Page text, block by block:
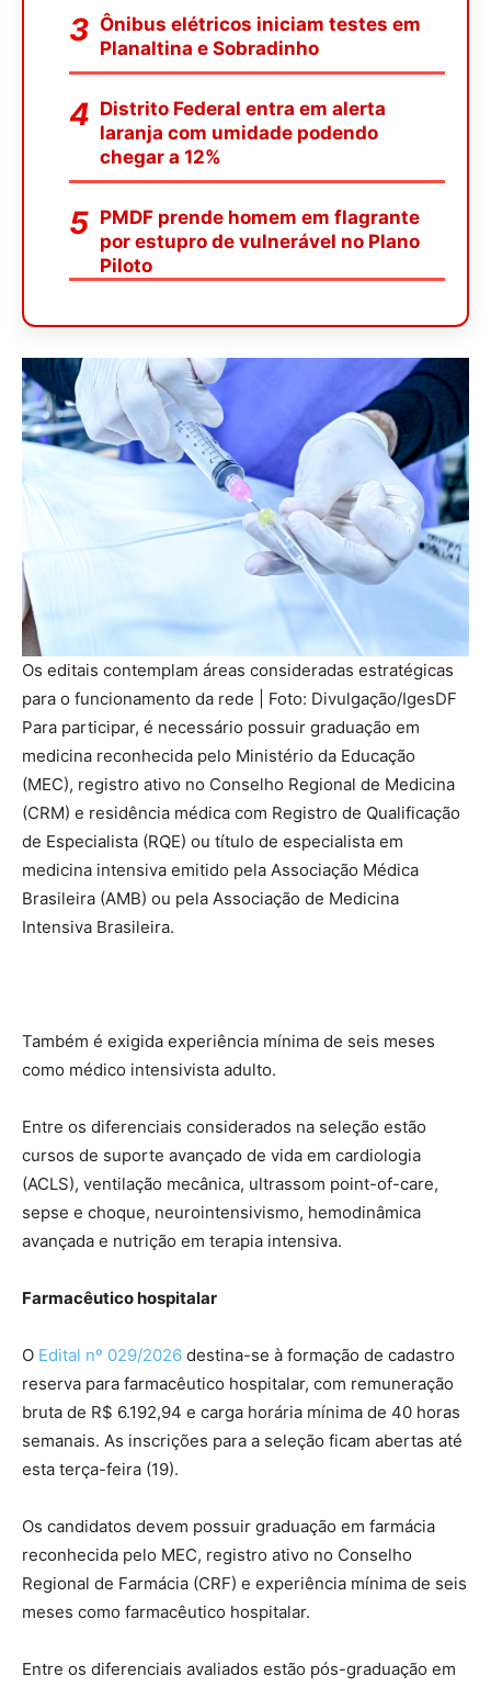
Ônibus elétricos iniciam testes em
Planaltina e Sobradinho
Distrito Federal entra em alerta
laranja com umidade podendo
chegar a 12%
PMDF prende homem em flagrante
por estupro de vulnerável no Plano
Piloto
Os editais contemplam áreas consideradas estratégicas
para o funcionamento da rede | Foto: Divulgação/IgesDF
Para participar, é necessário possuir graduação em
medicina reconhecida pelo Ministério da Educação
(MEC), registro ativo no Conselho Regional de Medicina
(CRM) e residência médica com Registro de Qualificação
de Especialista (RQE) ou título de especialista em
medicina intensiva emitido pela Associação Médica
Brasileira (AMB) ou pela Associação de Medicina
Intensiva Brasileira.
Também é exigida experiência mínima de seis meses
como médico intensivista adulto.
Entre os diferenciais considerados na seleção estão
cursos de suporte avançado de vida em cardiologia
(ACLS), ventilação mecânica, ultrassom point-of-care,
sepse e choque, neurointensivismo, hemodinâmica
avançada e nutrição em terapia intensiva.
Farmacêutico hospitalar
O Edital nº 029/2026 destina-se à formação de cadastro
reserva para farmacêutico hospitalar, com remuneração
bruta de R$ 6.192,94 e carga horária mínima de 40 horas
semanais. As inscrições para a seleção ficam abertas até
esta terça-feira (19).
Os candidatos devem possuir graduação em farmácia
reconhecida pelo MEC, registro ativo no Conselho
Regional de Farmácia (CRF) e experiência mínima de seis
meses como farmacêutico hospitalar.
Entre os diferenciais avaliados estão pós-graduação em